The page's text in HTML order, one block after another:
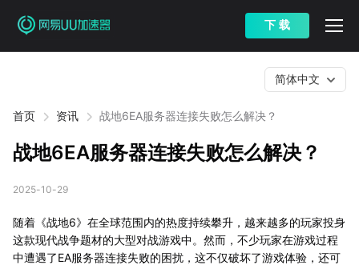
下 载
首页 资讯 战地6EA服务器连接失败怎么解决？
简体中文
战地6EA服务器连接失败怎么解决？
2025-10-29
随着《战地6》在全球范围内的热度持续攀升，越来越多的玩家投身
这款现代战争题材的大型对战游戏中。然而，不少玩家在游戏过程
中遭遇了EA服务器连接失败的困扰，这不仅破坏了游戏体验，还可